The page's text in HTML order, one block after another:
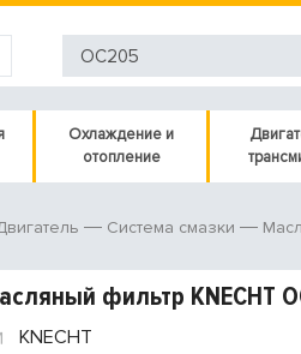
Охлаждение и
отопление
Система смазки
фильтр KNECHT
KNECHT